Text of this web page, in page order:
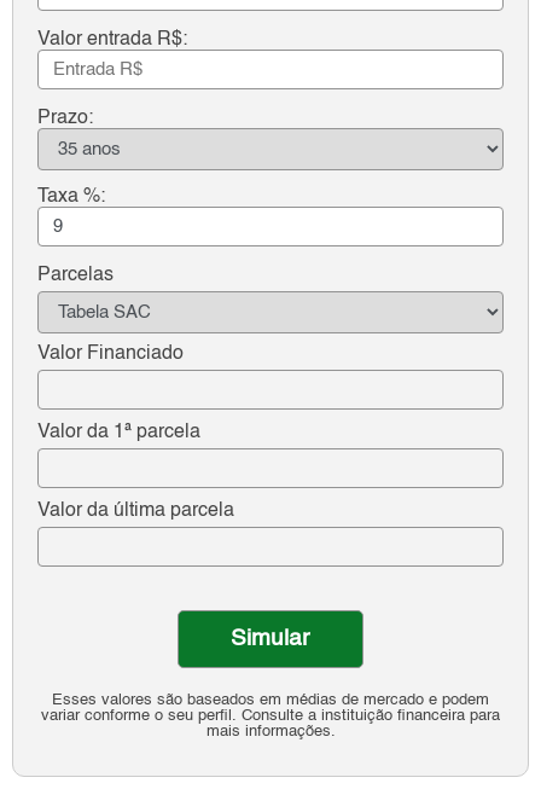
Valor entrada R$:
Prazo:
Taxa %:
Parcelas
Valor Financiado
Valor da 1ª parcela
Valor da última parcela
Esses valores são baseados em médias de mercado e podem
variar conforme o seu perfil. Consulte a instituição financeira para
mais informações.
Simular